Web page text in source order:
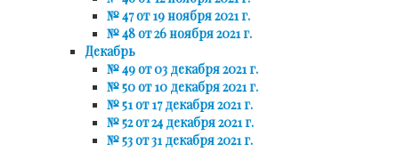
№ 47 от 19 ноября 2021 г.
№ 48 от 26 ноября 2021 г.
Декабрь
№ 49 от 03 декабря 2021 г.
№ 50 от 10 декабря 2021 г.
№ 51 от 17 декабря 2021 г.
№ 52 от 24 декабря 2021 г.
№ 53 от 31 декабря 2021 г.